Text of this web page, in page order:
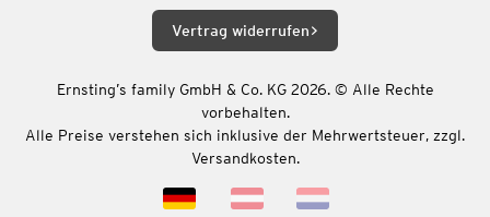
Vertrag widerrufen
Ernsting’s family GmbH & Co. KG 2026. © Alle Rechte
vorbehalten.
Alle Preise verstehen sich inklusive der Mehrwertsteuer, zzgl.
Versandkosten.